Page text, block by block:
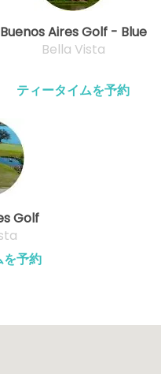
Buenos Aires Golf - Blue
Bella Vista
ティータイムを予約
Golf
を予約